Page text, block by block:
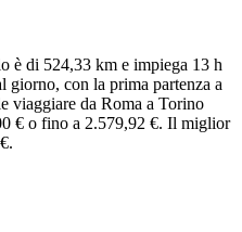
è di 524,33 km e impiega 13 h
giorno, con la prima partenza a
viaggiare da Roma a Torino
€ o fino a 2.579,92 €. Il miglior